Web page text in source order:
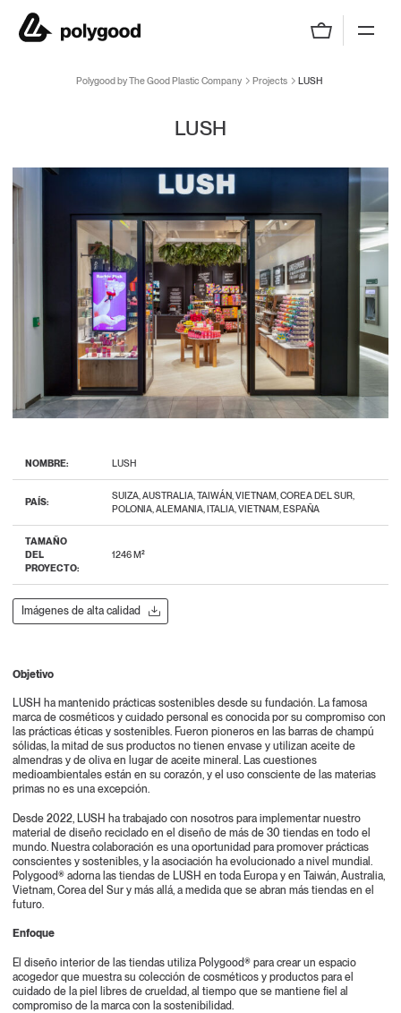
Polygood by The Good Plastic Company
Polygood by The Good Plastic Company Projects LUSH
LUSH
NOMBRE: LUSH
PAÍS:
SUIZA, AUSTRALIA, TAIWÁN, VIETNAM, COREA DEL SUR,
POLONIA, ALEMANIA, ITALIA, VIETNAM, ESPAÑA
TAMAÑO
DEL
PROYECTO:
1246 M²
Imágenes de alta calidad
Objetivo
LUSH ha mantenido prácticas sostenibles desde su fundación. La famosa
marca de cosméticos y cuidado personal es conocida por su compromiso con
las prácticas éticas y sostenibles. Fueron pioneros en las barras de champú
sólidas, la mitad de sus productos no tienen envase y utilizan aceite de
almendras y de oliva en lugar de aceite mineral. Las cuestiones
medioambientales están en su corazón, y el uso consciente de las materias
primas no es una excepción.
Desde 2022, LUSH ha trabajado con nosotros para implementar nuestro
material de diseño reciclado en el diseño de más de 30 tiendas en todo el
mundo. Nuestra colaboración es una oportunidad para promover prácticas
conscientes y sostenibles, y la asociación ha evolucionado a nivel mundial.
Polygood® adorna las tiendas de LUSH en toda Europa y en Taiwán, Australia,
Vietnam, Corea del Sur y más allá, a medida que se abran más tiendas en el
futuro.
Enfoque
El diseño interior de las tiendas utiliza Polygood® para crear un espacio
acogedor que muestra su colección de cosméticos y productos para el
cuidado de la piel libres de crueldad, al tiempo que se mantiene fiel al
compromiso de la marca con la sostenibilidad.